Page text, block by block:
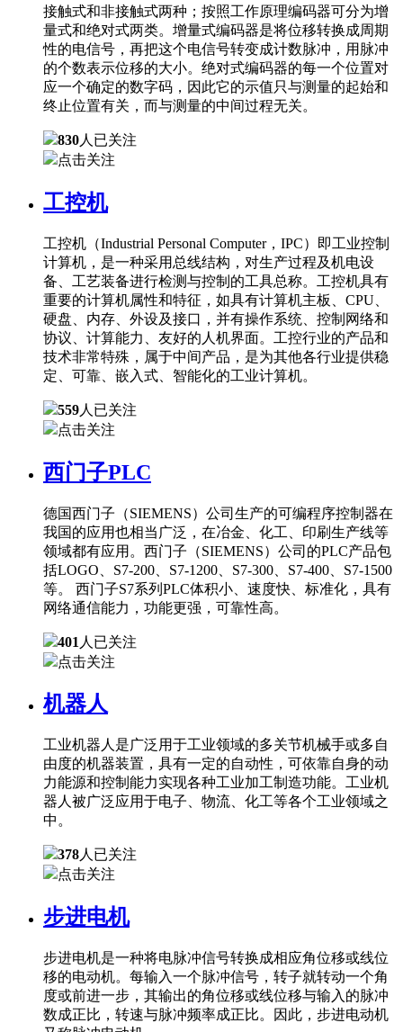
接触式和非接触式两种；按照工作原理编码器可分为增
量式和绝对式两类。增量式编码器是将位移转换成周期
性的电信号，再把这个电信号转变成计数脉冲，用脉冲
的个数表示位移的大小。绝对式编码器的每一个位置对
应一个确定的数字码，因此它的示值只与测量的起始和
终止位置有关，而与测量的中间过程无关。
830人已关注
点击关注
工控机
工控机（Industrial Personal Computer，IPC）即工业控制
计算机，是一种采用总线结构，对生产过程及机电设
备、工艺装备进行检测与控制的工具总称。工控机具有
重要的计算机属性和特征，如具有计算机主板、CPU、
硬盘、内存、外设及接口，并有操作系统、控制网络和
协议、计算能力、友好的人机界面。工控行业的产品和
技术非常特殊，属于中间产品，是为其他各行业提供稳
定、可靠、嵌入式、智能化的工业计算机。
559人已关注
点击关注
西门子PLC
德国西门子（SIEMENS）公司生产的可编程序控制器在
我国的应用也相当广泛，在冶金、化工、印刷生产线等
领域都有应用。西门子（SIEMENS）公司的PLC产品包
括LOGO、S7-200、S7-1200、S7-300、S7-400、S7-1500
等。 西门子S7系列PLC体积小、速度快、标准化，具有
网络通信能力，功能更强，可靠性高。
401 人已关注
点击关注
机器人
工业机器人是广泛用于工业领域的多关节机械手或多自
由度的机器装置，具有一定的自动性，可依靠自身的动
力能源和控制能力实现各种工业加工制造功能。工业机
器人被广泛应用于电子、物流、化工等各个工业领域之
中。
378人已关注
点击关注
步进电机
步进电机是一种将电脉冲信号转换成相应角位移或线位
移的电动机。每输入一个脉冲信号，转子就转动一个角
度或前进一步，其输出的角位移或线位移与输入的脉冲
数成正比，转速与脉冲频率成正比。因此，步进电动机